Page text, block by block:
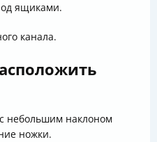
ящиками.
канала.
небольшим наклоном
ножки.